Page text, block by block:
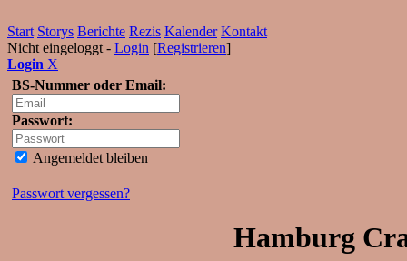
Start Storys Berichte Rezis Kalender Kontakt
Nicht eingeloggt - Login [Registrieren]
Login X
BS-Nummer oder Email:
Passwort:
Angemeldet bleiben
Passwort vergessen?
Hamburg